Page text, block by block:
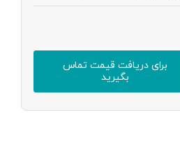
برای دریافت قیمت تماس
بگیرید